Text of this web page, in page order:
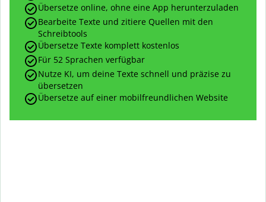
Übersetze online, ohne eine App herunterzuladen
Bearbeite Texte und zitiere Quellen mit den
Schreibtools
Übersetze Texte komplett kostenlos
Für 52 Sprachen verfügbar
Nutze KI, um deine Texte schnell und präzise zu
übersetzen
Übersetze auf einer mobilfreundlichen Website